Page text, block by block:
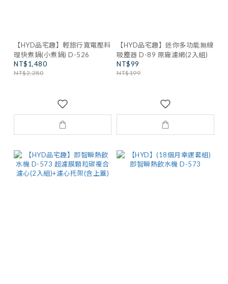
【HYD品宅趣】輕旅行寬電壓料
理快煮鍋(小煮鍋) D-526
NT$1,480
NT$2,280
【HYD品宅趣】迷你多功能無線
吸塵器 D-89 原廠濾網(2入組)
NT$99
NT$199